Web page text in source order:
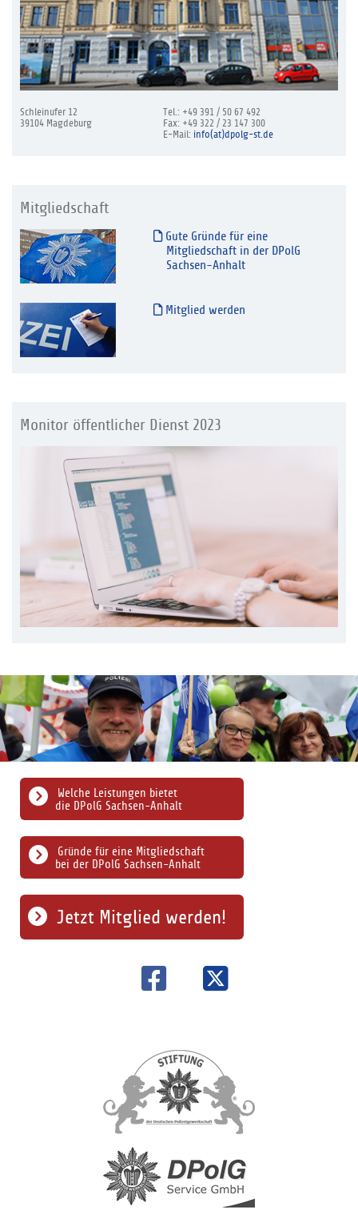
Schleinufer 12
39104 Magdeburg
Tel.: +49 391 / 50 67 492
Fax: +49 322 / 23 147 300
E-Mail: info(at)dpolg-st.de
Mitgliedschaft
Gute Gründe für eine
Mitgliedschaft in der DPolG
Sachsen-Anhalt
Mitglied werden
Monitor öffentlicher Dienst 2023
Gründe für eine Mitgliedschaft
bei der DPolG Sachsen-Anhalt
Welche Leistungen bietet
die DPolG Sachsen-Anhalt
Jetzt Mitglied werden!